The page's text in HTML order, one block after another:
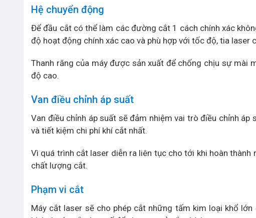
Hệ chuyển động
Để đầu cắt có thể làm các đường cắt 1 cách chính xác
độ hoạt động chính xác cao và phù hợp với tốc độ, tia laser
Thanh răng của máy được sản xuất để chống chịu sự mài
độ cao.
Van điều chỉnh áp suất
Van điều chỉnh áp suất sẽ đảm nhiệm vai trò điều chỉnh
và tiết kiệm chi phí khí cắt nhất.
Vì quá trình cắt laser diễn ra liên tục cho tới khi hoàn
chất lượng cắt.
Phạm vi cắt
Máy cắt laser sẽ cho phép cắt những tấm kim loại khổ